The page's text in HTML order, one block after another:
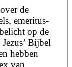
de
emeritus-
op de
Bijbel
hebben
van